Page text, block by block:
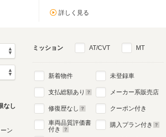
詳しく見る
なし
ン
ミッション AT/CVT MT
新着物件
支払総額あり
修復歴なし
車両品質評価書
付き
未登録車
メーカー系販売店
クーポン付き
購入プラン付き